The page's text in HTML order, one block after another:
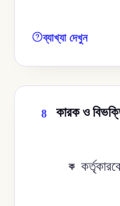
ব্যাখ্যা দেখুন
8 কারক ও
ক